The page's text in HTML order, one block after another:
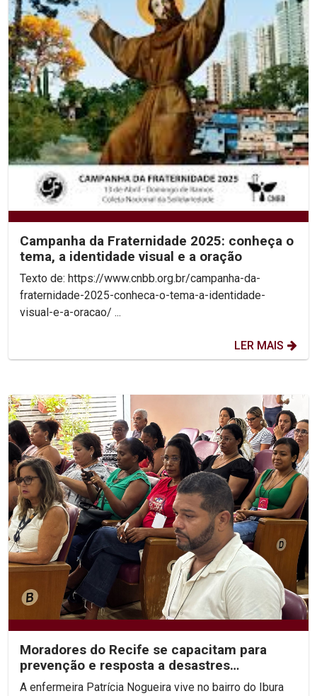
Campanha da Fraternidade 2025: conheça o
tema, a identidade visual e a oração
Texto de: https://www.cnbb.org.br/campanha-da-
fraternidade-2025-conheca-o-tema-a-identidade-
visual-e-a-oracao/ ...
LER MAIS
Moradores do Recife se capacitam para
prevenção e resposta a desastres
climáticos
A enfermeira Patrícia Nogueira vive no bairro do Ibura